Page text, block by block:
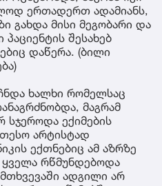
ერთადერთ ადამიანს,
გახდა მისი მეგობარი და
შესახებ
დაწერა. (ბილი
ხალხი რომელსაც
მაგრამ
სჯეროდა ექიმების
არტისტად
ექთნებიც ამ აზრზე
რწმუნდებოდა
ადგილი არ